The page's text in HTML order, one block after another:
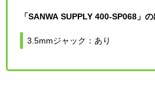
「SANWA SUPPLY 400-SP068」
3.5mmジャック：あり